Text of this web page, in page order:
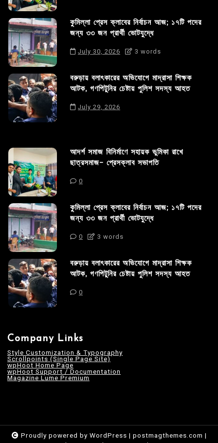
কুমিল্লা প্রেস ক্লাবের নির্বাচন আজ; ১৭টি পদের
জন্য ৩৩ জন প্রার্থী ভোটযুদ্ধে
July 30, 2026 3 words
বরুড়ায় বলাৎকারের অভিযোগে মাদ্রাসা শিক্ষক
আটক, গণপিটুনির চেষ্টায় পুলিশ সদস্য আহত
July 29, 2026
আদর্শ সমাজ বিনির্মাণে সহায়ক ভুমিকা রাখে
ছাত্রসমাজ- প্রেসক্লাব সভাপতি
0
কুমিল্লা প্রেস ক্লাবের নির্বাচন আজ; ১৭টি পদের
জন্য ৩৩ জন প্রার্থী ভোটযুদ্ধে
0 3 words
বরুড়ায় বলাৎকারের অভিযোগে মাদ্রাসা শিক্ষক
আটক, গণপিটুনির চেষ্টায় পুলিশ সদস্য আহত
0
Company Links
Style Customization & Typography
Scrollpoints (Single Page Site)
wpHoot Home Page
wpHoot Support / Documentation
Magazine Lume Premium
Proudly powered by WordPress | postmagthemes.com |